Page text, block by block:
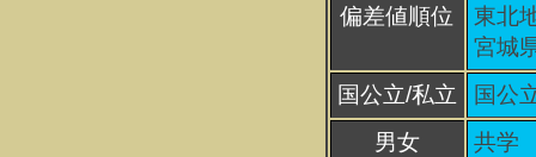
偏差値順位
東北
宮城
国公立/私立
国公
男女
共学